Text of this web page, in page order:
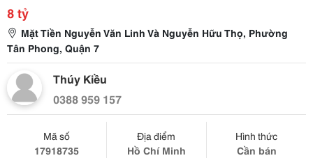
8 tỷ
Mặt Tiền Nguyễn Văn Linh Và Nguyễn Hữu Thọ, Phường
Tân Phong, Quận 7
Thúy Kiều
0388 959 157
Mã số
17918735
Địa điểm
Hồ Chí Minh
Hình thức
Cần bán